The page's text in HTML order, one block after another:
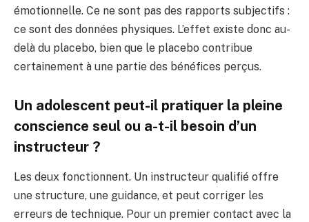
émotionnelle. Ce ne sont pas des rapports subjectifs :
ce sont des données physiques. L’effet existe donc au-
delà du placebo, bien que le placebo contribue
certainement à une partie des bénéfices perçus.
Un adolescent peut-il pratiquer la pleine
conscience seul ou a-t-il besoin d’un
instructeur ?
Les deux fonctionnent. Un instructeur qualifié offre
une structure, une guidance, et peut corriger les
erreurs de technique. Pour un premier contact avec la